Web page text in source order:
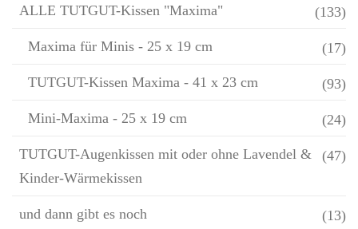
ALLE TUTGUT-Kissen "Maxima" (133)
Maxima für Minis - 25 x 19 cm (17)
TUTGUT-Kissen Maxima - 41 x 23 cm (93)
Mini-Maxima - 25 x 19 cm (24)
TUTGUT-Augenkissen mit oder ohne Lavendel &
Kinder-Wärmekissen
(47)
und dann gibt es noch (13)